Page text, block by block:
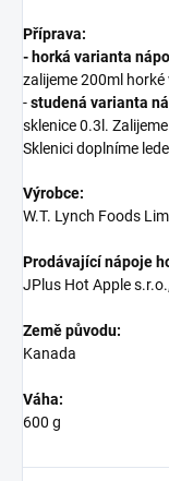
Příprava:
- horká varianta
zalijeme 200ml
-studená varianta
sklenice 0.3l.
Sklenici doplníme
Výrobce:
W.T. Lynch Foods
Prodávající nápoje
JPlus Hot Apple
Země původu:
Kanada
Váha:
600 g